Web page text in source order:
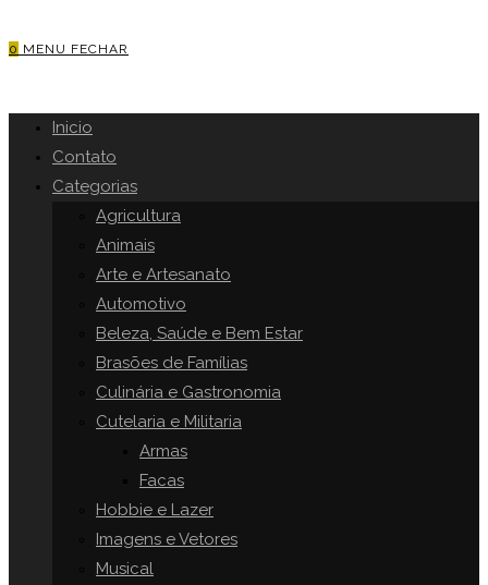
0 MENU FECHAR
Inicio
Contato
Categorias
Agricultura
Animais
Arte e Artesanato
Automotivo
Beleza, Saúde e Bem Estar
Brasões de Famílias
Culinária e Gastronomia
Cutelaria e Militaria
Armas
Facas
Hobbie e Lazer
Imagens e Vetores
Musical